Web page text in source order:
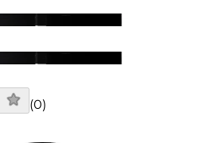
(0)